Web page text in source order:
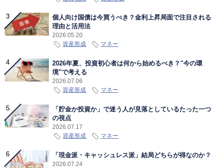
個人向け国債は今買うべき？金利上昇局面で注目される
理由と活用法
2026.05.20
資産形成 マネー
2026年夏、投資初心者は何から始めるべき？"今の環
境"で考える
2026.07.06
資産形成 マネー
「貯金か投資か」で迷う人が見落としているたった一つ
の視点
2026.07.17
資産形成 マネー
「現金派・キャッシュレス派」結局どちらが得なのか？
2026.07.24